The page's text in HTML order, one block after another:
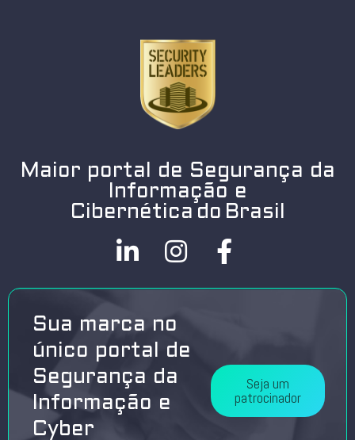
Maior portal de Segurança da
Informação e
Cibernética do Brasil
Sua marca no
único portal de
Segurança da
Informação e
Cyber
Seja um
patrocinador